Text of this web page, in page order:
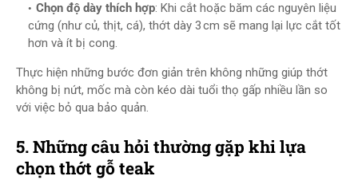
Chọn độ dày thích hợp: Khi cắt hoặc băm các nguyên liệu
cứng (như củ, thịt, cá), thớt dày 3 cm sẽ mang lại lực cắt tốt
hơn và ít bị cong.
Thực hiện những bước đơn giản trên không những giúp thớt
không bị nứt, mốc mà còn kéo dài tuổi thọ gấp nhiều lần so
với việc bỏ qua bảo quản.
5. Những câu hỏi thường gặp khi lựa
chọn thớt gỗ teak